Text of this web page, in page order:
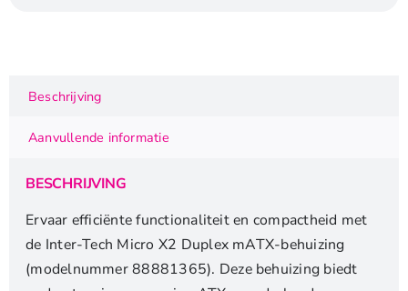
|
Zwart
Beschrijving
Aanvullende informatie
BESCHRIJVING
Ervaar efficiënte functionaliteit en compactheid met
de Inter-Tech Micro X2 Duplex mATX-behuizing
(modelnummer 88881365). Deze behuizing biedt